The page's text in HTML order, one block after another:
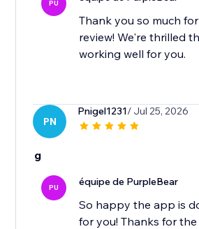
PU
Thank you so much
review! We're thrilled
working well for you.
PN
Pnigel1231/ Jul 25, 2026
g
PU équipe de PurpleBear
So happy the app is
for you! Thanks for